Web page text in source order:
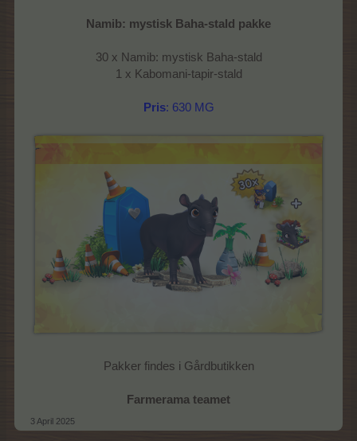
Namib: mystisk Baha-stald pakke
30 x Namib: mystisk Baha-stald
1 x Kabomani-tapir-stald
Pris: 630 MG
Pakker findes i Gårdbutikken
Farmerama teamet
3 April 2025